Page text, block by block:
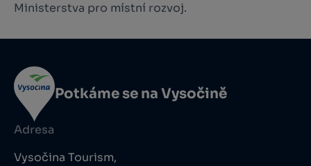
Ministerstva pro místní rozvoj.
Potkáme se na Vysočině
Adresa
Vysočina Tourism,